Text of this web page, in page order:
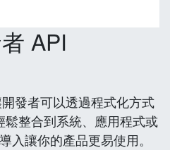
API
發者可以透過程式化方式
整合到系統、應用程式或
入讓你的產品更易使用。